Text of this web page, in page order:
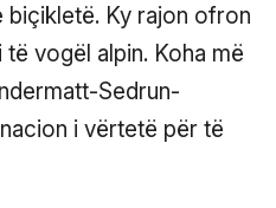
biçikletë. Ky rajon ofron
vogël alpin. Koha më
Sedrun-
i vërtetë për të